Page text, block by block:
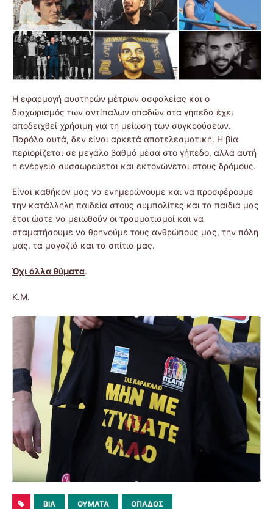
Η εφαρμογή αυστηρών μέτρων ασφαλείας και ο
διαχωρισμός των αντίπαλων οπαδών στα γήπεδα έχει
αποδειχθεί χρήσιμη για τη μείωση των συγκρούσεων.
Παρόλα αυτά, δεν είναι αρκετά αποτελεσματική. Η βία
περιορίζεται σε μεγάλο βαθμό μέσα στο γήπεδο, αλλά αυτή
η ενέργεια συσσωρεύεται και εκτονώνεται στους δρόμους.
Είναι καθήκον μας να ενημερώνουμε και να προσφέρουμε
την κατάλληλη παιδεία στους συμπολίτες και τα παιδιά μας
έτσι ώστε να μειωθούν οι τραυματισμοί και να
σταματήσουμε να θρηνούμε τους ανθρώπους μας, την πόλη
μας, τα μαγαζιά και τα σπίτια μας.
Όχι άλλα θύματα.
Κ.Μ.
ΒΙΑ ΘΎΜΑΤΑ ΟΠΑΔΌΣ